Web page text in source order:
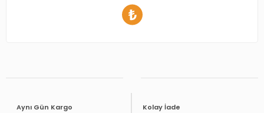
Aynı Gün Kargo Kolay İade